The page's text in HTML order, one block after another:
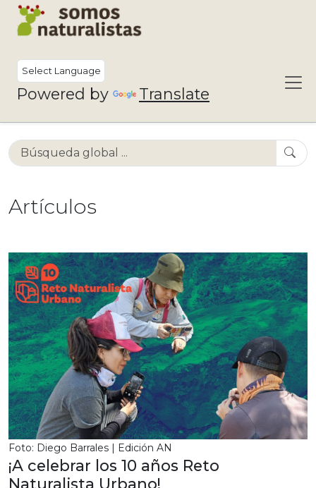
Powered by Translate
Artículos
Foto: Diego Barrales | Edición AN
¡A celebrar los 10 años Reto
Naturalista Urbano!